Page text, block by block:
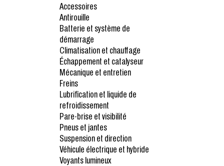
Accessoires
Antirouille
Batterie et système de
démarrage
Climatisation et chauffage
Échappement et catalyseur
Mécanique et entretien
Freins
Lubrification et liquide de
refroidissement
Pare-brise et visibilité
Pneus et jantes
Suspension et direction
Véhicule électrique et hybride
Voyants lumineux